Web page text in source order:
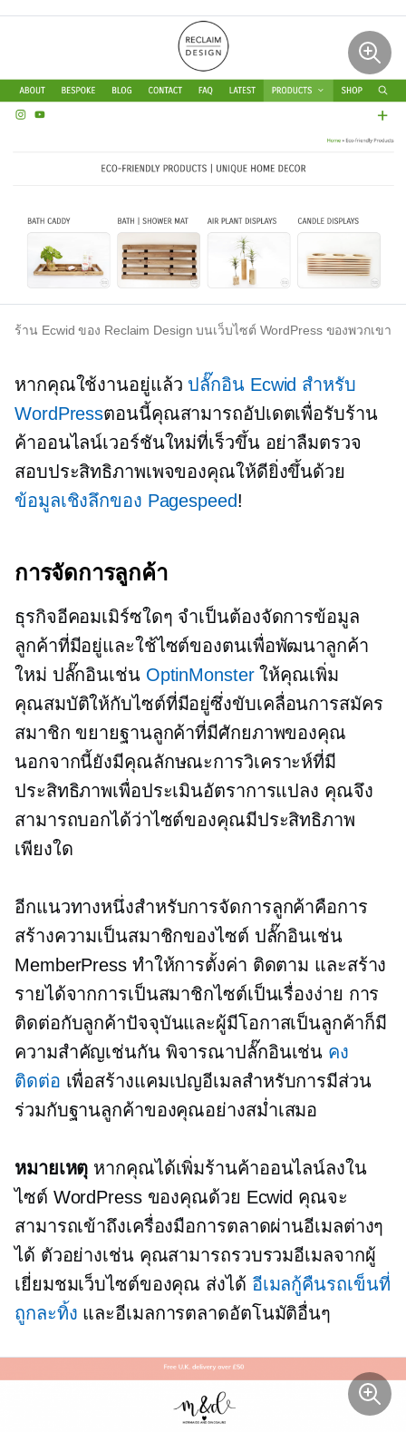
ร้าน Ecwid ของ Reclaim Design บนเว็บไซต์ WordPress ของพวกเขา
หากคุณใช้งานอยู่แล้ว ปลั๊กอิน Ecwid สำหรับ
WordPressตอนนี้คุณสามารถอัปเดตเพื่อรับร้าน
ค้าออนไลน์เวอร์ชันใหม่ที่เร็วขึ้น อย่าลืมตรวจ
สอบประสิทธิภาพเพจของคุณให้ดียิ่งขึ้นด้วย
ข้อมูลเชิงลึกของ Pagespeed!
การจัดการลูกค้า
ธุรกิจอีคอมเมิร์ซใดๆ จำเป็นต้องจัดการข้อมูล
ลูกค้าที่มีอยู่และใช้ไซต์ของตนเพื่อพัฒนาลูกค้า
ใหม่ ปลั๊กอินเช่น OptinMonsterให้คุณเพิ่ม
คุณสมบัติให้กับไซต์ที่มีอยู่ซึ่งขับเคลื่อนการสมัคร
สมาชิก ขยายฐานลูกค้าที่มีศักยภาพของคุณ
นอกจากนี้ยังมีคุณลักษณะการวิเคราะห์ที่มี
ประสิทธิภาพเพื่อประเมินอัตราการแปลง คุณจึง
สามารถบอกได้ว่าไซต์ของคุณมีประสิทธิภาพ
เพียงใด
อีกแนวทางหนึ่งสำหรับการจัดการลูกค้าคือการ
สร้างความเป็นสมาชิกของไซต์ ปลั๊กอินเช่น
MemberPress ทำให้การตั้งค่า ติดตาม และสร้าง
รายได้จากการเป็นสมาชิกไซต์เป็นเรื่องง่าย การ
ติดต่อกับลูกค้าปัจจุบันและผู้มีโอกาสเป็นลูกค้าก็มี
ความสำคัญเช่นกัน พิจารณาปลั๊กอินเช่น คง
ติดต่อ เพื่อสร้างแคมเปญอีเมลสำหรับการมีส่วน
ร่วมกับฐานลูกค้าของคุณอย่างสม่ำเสมอ
หมายเหตุ หากคุณได้เพิ่มร้านค้าออนไลน์ลงใน
ไซต์ WordPress ของคุณด้วย Ecwid คุณจะ
สามารถเข้าถึงเครื่องมือการตลาดผ่านอีเมลต่างๆ
ได้ ตัวอย่างเช่น คุณสามารถรวบรวมอีเมลจากผู้
เยี่ยมชมเว็บไซต์ของคุณ ส่งได้ อีเมลกู้คืนรถเข็นที่
ถูกละทิ้ง และอีเมลการตลาดอัตโนมัติอื่นๆ